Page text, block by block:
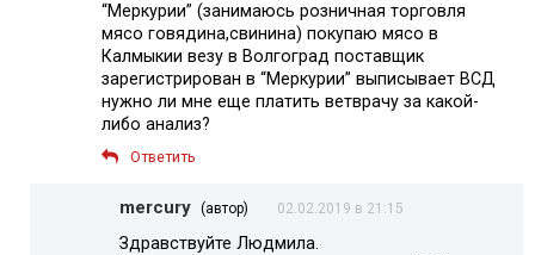
“Меркурии” (занимаюсь розничная торговля
мясо говядина,свинина) покупаю мясо в
Калмыкии везу в Волгоград поставщик
зарегистрирован в “Меркурии” выписывает ВСД
нужно ли мне еще платить ветврачу за какой-
либо анализ?
Ответить
mercury (автор) 02.02.2019 в 21:15
Здравствуйте Людмила.